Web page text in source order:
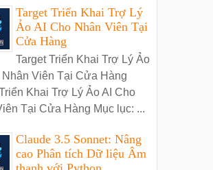
Target Triển Khai Trợ Lý
Ảo AI Cho Nhân Viên Tại
Cửa Hàng
Target Triển Khai Trợ Lý Ảo
Nhân Viên Tại Cửa Hàng
Khai Trợ Lý Ảo AI Cho
Tại Cửa Hàng Mục lục: ...
Claude 3.5 Sonnet: Nâng
cao Phân tích Dữ liệu Âm